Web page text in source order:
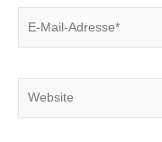
Mail-